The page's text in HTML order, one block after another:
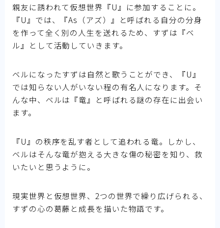
親友に誘われて仮想世界『U』に参加することに。
『U』では、『As（アズ）』と呼ばれる自分の分身
を作って全く別の人生を送れるため、すずは『ベ
ル』として活動していきます。
ベルになったすずは自然と歌うことができ、『U』
では知らない人がいない程の有名人になります。そ
んな中、ベルは『竜』と呼ばれる謎の存在に出会い
ます。
『U』の秩序を乱す者として追われる竜。しかし、
ベルはそんな竜が抱える大きな傷の秘密を知り、救
いたいと思うように。
現実世界と仮想世界、2つの世界で繰り広げられる、
すずの心の葛藤と成長を描いた物語です。